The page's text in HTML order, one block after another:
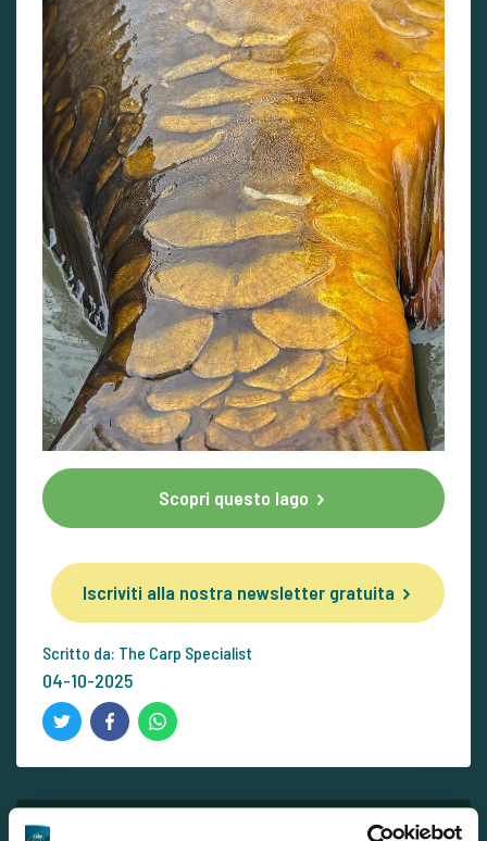
Scopri questo lago
Iscriviti alla nostra newsletter gratuita
Scritto da: The Carp Specialist
04-10-2025